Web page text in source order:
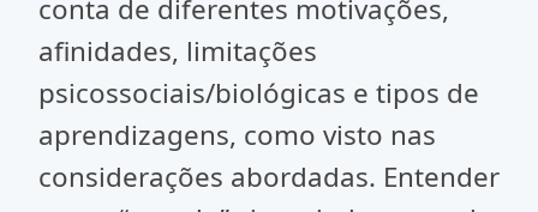
conta de diferentes motivações,
afinidades, limitações
psicossociais/biológicas e tipos de
aprendizagens, como visto nas
considerações abordadas. Entender